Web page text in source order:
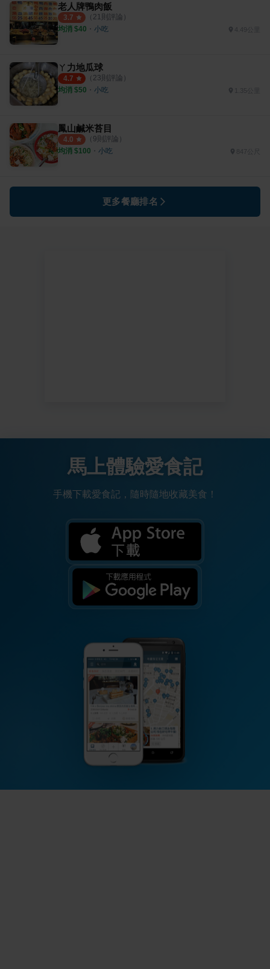
老人牌鴨肉飯
3.7 （ 21則評論）
均消 $40 ・ 小吃 4.49公里
ㄚ力地瓜球
4.7 （ 23則評論）
均消 $50 ・ 小吃 1.35公里
鳳山鹹米苔目
4.0 （ 9則評論）
均消 $100 ・ 小吃 847公尺
更多餐廳排名
馬上體驗愛食記
手機下載愛食記，隨時隨地收藏美食！